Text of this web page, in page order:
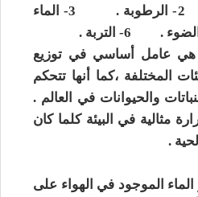
درجة الحرارة . 2- الرطوبة . 3- الماء
هي عامل أساسي في توزيع
المختلفة ،كما أنها تتحكم
والحيوانات في العالم .
مثالية في البيئة كلما كان
.
الموجود في الهواء على